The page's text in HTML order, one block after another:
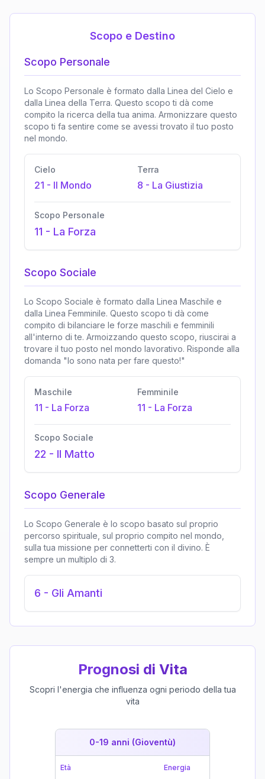
Scopo e Destino
Scopo Personale
Lo Scopo Personale è formato dalla Linea del Cielo e
dalla Linea della Terra. Questo scopo ti dà come
compito la ricerca della tua anima. Armonizzare questo
scopo ti fa sentire come se avessi trovato il tuo posto
nel mondo.
Cielo
21 - Il Mondo
Terra
8 - La Giustizia
Scopo Personale
11 - La Forza
Scopo Sociale
Lo Scopo Sociale è formato dalla Linea Maschile e
dalla Linea Femminile. Questo scopo ti dà come
compito di bilanciare le forze maschili e femminili
all'interno di te. Armoizzando questo scopo, riuscirai a
trovare il tuo posto nel mondo lavorativo. Risponde alla
domanda "Io sono nata per fare questo!"
Maschile
11 - La Forza
Femminile
11 - La Forza
Scopo Sociale
22 - Il Matto
Scopo Generale
Lo Scopo Generale è lo scopo basato sul proprio
percorso spirituale, sul proprio compito nel mondo,
sulla tua missione per connetterti con il divino. È
sempre un multiplo di 3.
6 - Gli Amanti
Prognosi di Vita
Scopri l'energia che influenza ogni periodo della tua
vita
0-19 anni (Gioventù)
Età Energia